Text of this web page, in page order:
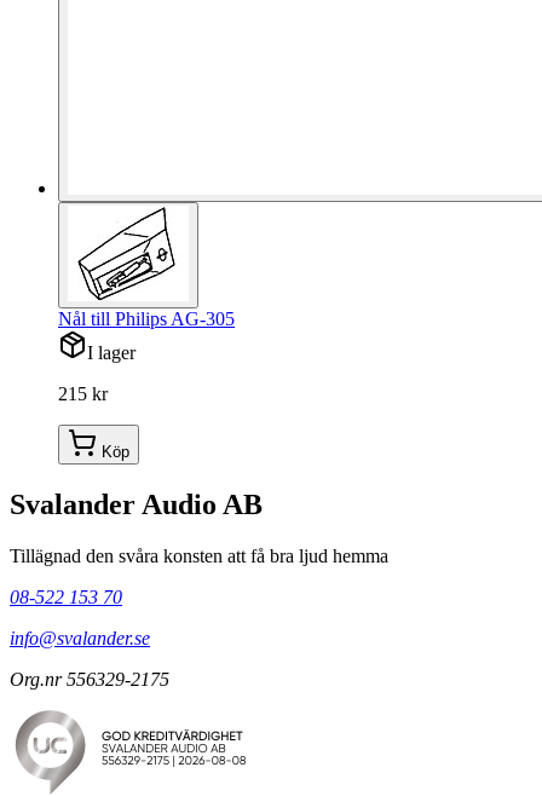
Nål till Philips AG-305
I lager
215 kr
Köp
Svalander Audio AB
Tillägnad den svåra konsten att få bra ljud hemma
08-522 153 70
info@svalander.se
Org.nr 556329-2175